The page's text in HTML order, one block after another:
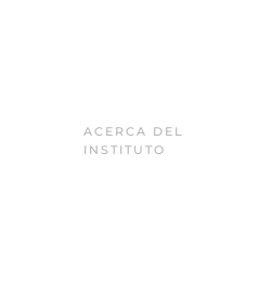
ACERCA DEL
INSTITUTO